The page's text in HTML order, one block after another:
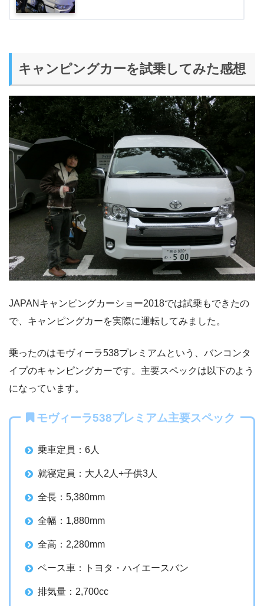
キャンピングカーを試乗してみた感想
JAPANキャンピングカーショー2018では試乗もできたの
で、キャンピングカーを実際に運転してみました。
乗ったのはモヴィーラ538プレミアムという、バンコンタ
イプのキャンピングカーです。主要スペックは以下のよう
になっています。
モヴィーラ538プレミアム主要スペック
乗車定員：6人
就寝定員：大人2人+子供3人
全長：5,380mm
全幅：1,880mm
全高：2,280mm
ベース車：トヨタ・ハイエースバン
排気量：2,700cc